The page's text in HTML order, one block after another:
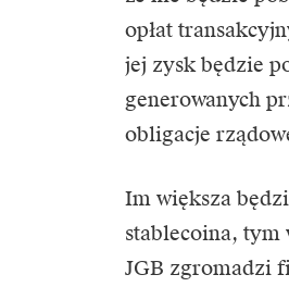
opłat
jej zysk będzie
generowanych
obligacje
Im większa
stablecoina,
JGB zgromadzi